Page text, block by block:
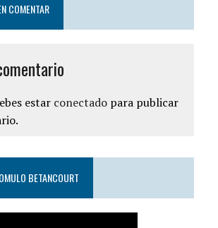
COMENTAR
estar conectadopara publicar
BETANCOURT